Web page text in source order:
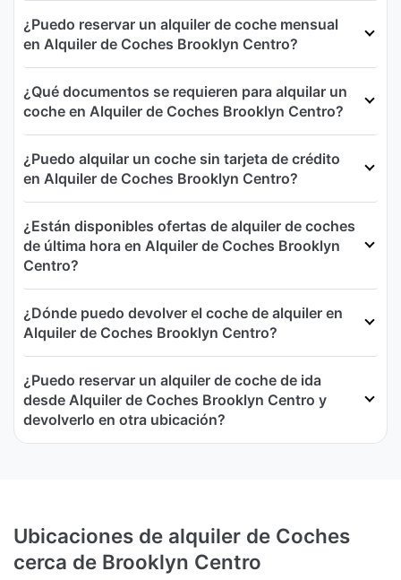
¿Puedo reservar un alquiler de coche mensual
en Alquiler de Coches Brooklyn Centro?
¿Qué documentos se requieren para alquilar un
coche en Alquiler de Coches Brooklyn Centro?
¿Puedo alquilar un coche sin tarjeta de crédito
en Alquiler de Coches Brooklyn Centro?
¿Están disponibles ofertas de alquiler de coches
de última hora en Alquiler de Coches Brooklyn
Centro?
¿Dónde puedo devolver el coche de alquiler en
Alquiler de Coches Brooklyn Centro?
¿Puedo reservar un alquiler de coche de ida
desde Alquiler de Coches Brooklyn Centro y
devolverlo en otra ubicación?
Ubicaciones de alquiler de Coches
cerca de Brooklyn Centro